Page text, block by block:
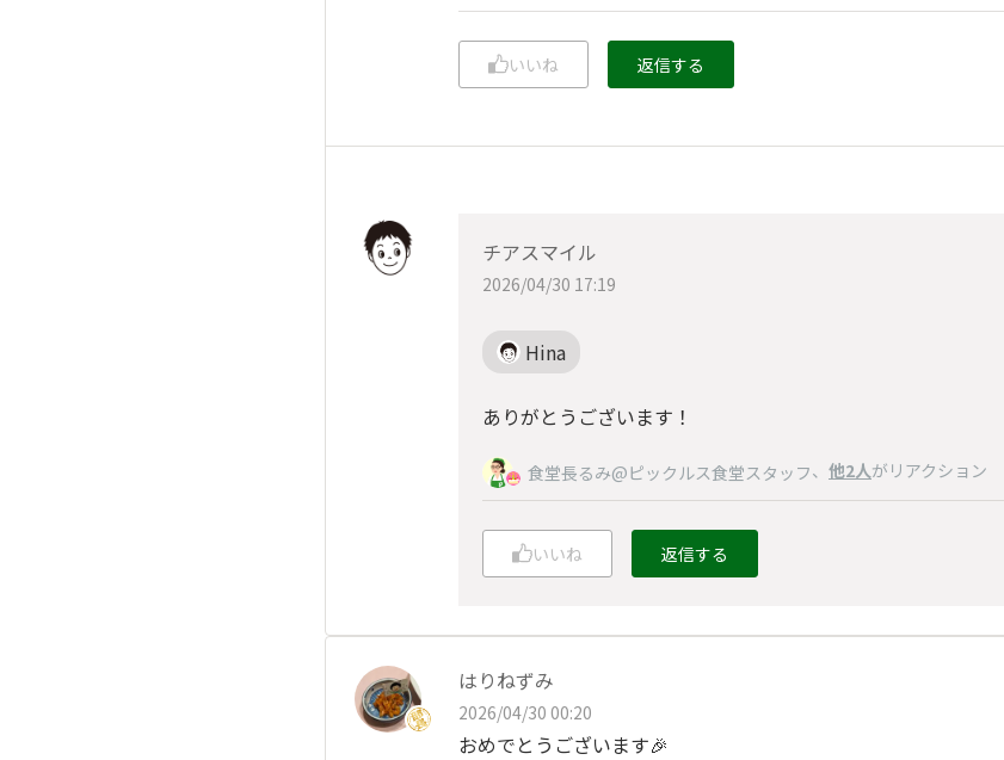
いいね 返信する
チアスマイル
2026/04/30 17:19
Hina
ありがとうございます！
食堂長るみ@ピックルス食堂スタッフ、 他2人がリアクション
いいね 返信する
はりねずみ
2026/04/30 00:20
おめでとうございます🎉